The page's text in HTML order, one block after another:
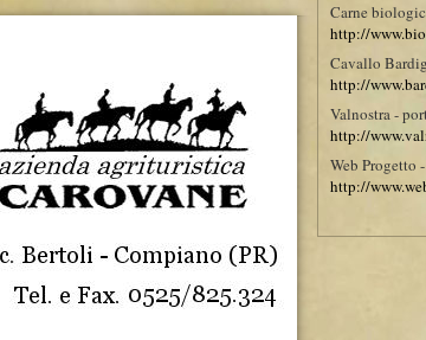
Carne
http://
Cavallo
http://
Valnostra -
http://
Web Progetto
http://